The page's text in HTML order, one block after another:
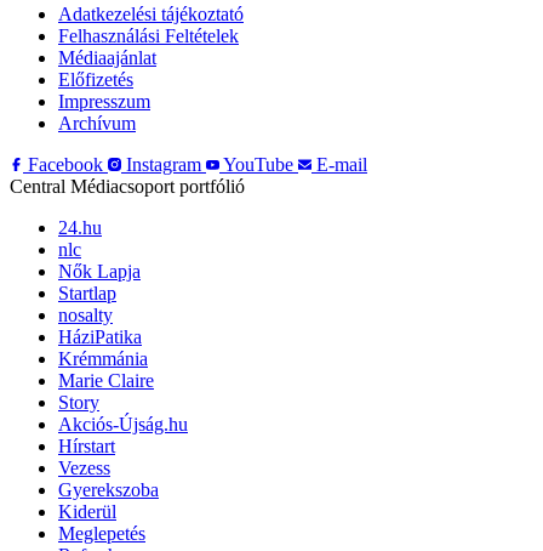
Adatkezelési tájékoztató
Felhasználási Feltételek
Médiaajánlat
Előfizetés
Impresszum
Archívum
Facebook
Instagram YouTube
E-mail
Central Médiacsoport portfólió
24.hu
nlc
Nők Lapja
Startlap
nosalty
HáziPatika
Krémmánia
Marie Claire
Story
Akciós-Újság.hu
Hírstart
Vezess
Gyerekszoba
Kiderül
Meglepetés